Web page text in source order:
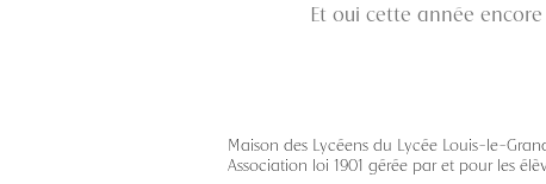
Et oui cette année
Maison des Lycéens du Lycée Louis-le-
Association loi 1901 gérée par et pour les